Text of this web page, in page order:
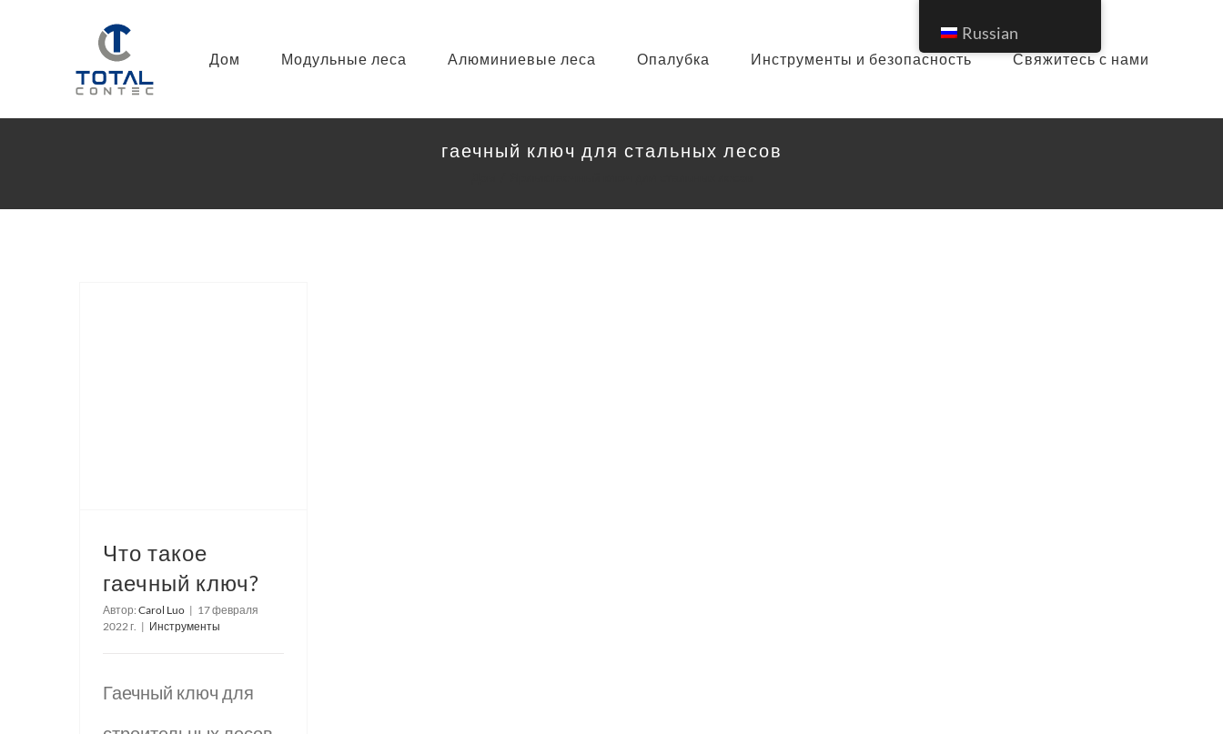
содержимому
Дом Модульные леса Алюминиевые леса Опалубка Инструменты и безопасность Свяжитесь с нами
гаечный ключ для стальных лесов
Что такое
гаечный ключ?
Автор: Carol Luo | 17 февраля
2022 г. | Инструменты
Гаечный ключ для
Russian